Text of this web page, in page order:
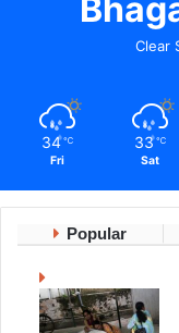
Clear
34 ℃
Fri
33 ℃
Sat
Popular